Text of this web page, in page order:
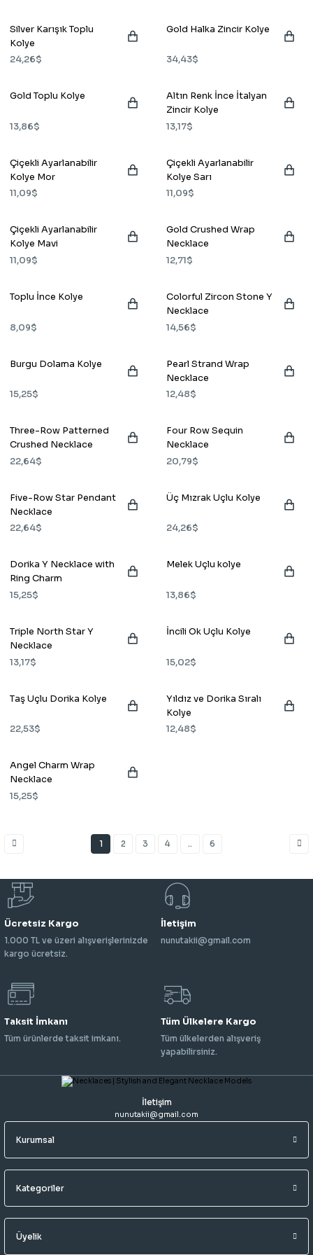
Silver Karışık Toplu
Kolye
24,26$
Gold Halka Zincir Kolye
34,43$
Gold Toplu Kolye
13,86$
Altın Renk İnce İtalyan
Zincir Kolye
13,17$
Çiçekli Ayarlanabilir
Kolye Mor
11,09$
Çiçekli Ayarlanabilir
Kolye Sarı
11,09$
Çiçekli Ayarlanabilir
Kolye Mavi
11,09$
Gold Crushed Wrap
Necklace
12,71$
Toplu İnce Kolye
8,09$
Colorful Zircon Stone Y
Necklace
14,56$
Burgu Dolama Kolye
15,25$
Pearl Strand Wrap
Necklace
12,48$
Three-Row Patterned
Crushed Necklace
22,64$
Four Row Sequin
Necklace
20,79$
Five-Row Star Pendant
Necklace
22,64$
Üç Mızrak Uçlu Kolye
24,26$
Dorika Y Necklace with
Ring Charm
15,25$
Melek Uçlu kolye
13,86$
Triple North Star Y
Necklace
13,17$
İncili Ok Uçlu Kolye
15,02$
Taş Uçlu Dorika Kolye
22,53$
Yıldız ve Dorika Sıralı
Kolye
12,48$
Angel Charm Wrap
Necklace
15,25$
1 2 3 4 .. 6
Ücretsiz Kargo
1.000 TL ve üzeri alışverişlerinizde
kargo ücretsiz.
İletişim
nunutakii@gmail.com
Taksit İmkanı
Tüm ürünlerde taksit imkanı.
Tüm Ülkelere Kargo
Tüm ülkelerden alışveriş
yapabilirsiniz.
İletişim
nunutakii@gmail.com
Kurumsal
Kategoriler
Üyelik